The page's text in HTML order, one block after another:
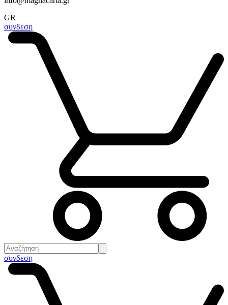
GR
συνδεση
συνδεση